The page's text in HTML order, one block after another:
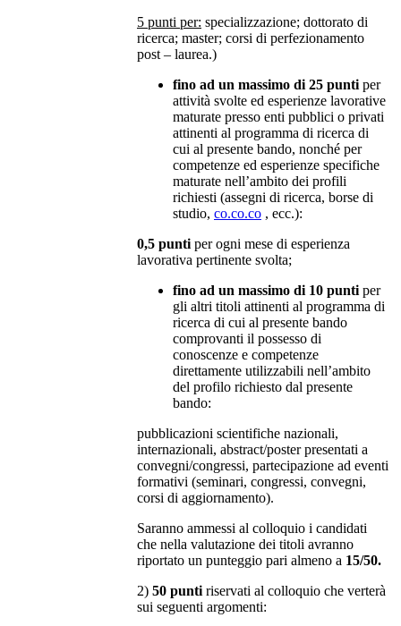
5 punti per: specializzazione; dottorato di
ricerca; master; corsi di perfezionamento
post – laurea.)
fino ad un massimo di 25 punti per
attività svolte ed esperienze lavorative
maturate presso enti pubblici o privati
attinenti al programma di ricerca di
cui al presente bando, nonché per
competenze ed esperienze specifiche
maturate nell’ambito dei profili
richiesti (assegni di ricerca, borse di
studio, co.co.co , ecc.):
0,5 punti per ogni mese di esperienza
lavorativa pertinente svolta;
fino ad un massimo di 10 punti per
gli altri titoli attinenti al programma di
ricerca di cui al presente bando
comprovanti il possesso di
conoscenze e competenze
direttamente utilizzabili nell’ambito
del profilo richiesto dal presente
bando:
pubblicazioni scientifiche nazionali,
internazionali, abstract/poster presentati a
convegni/congressi, partecipazione ad eventi
formativi (seminari, congressi, convegni,
corsi di aggiornamento).
Saranno ammessi al colloquio i candidati
che nella valutazione dei titoli avranno
riportato un punteggio pari almeno a 15/50.
2) 50 punti riservati al colloquio che verterà
sui seguenti argomenti: